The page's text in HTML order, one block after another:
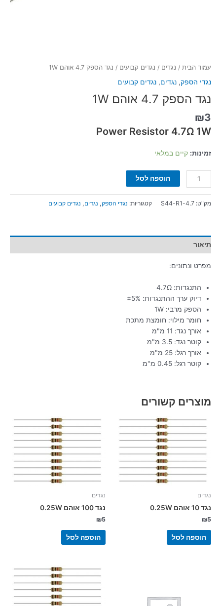
עמוד הבית / נגדים / נגדים קבועים / נגד הספק 4.7 אוהם 1W
נגדי הספק, נגדים, נגדים קבועים
נגד הספק 4.7 אוהם 1W
₪3
Power Resistor 4.7Ω 1W
זמינות: קיים במלאי
הוספה לסל
מק"ט: S44-R1-4.7 קטגוריות: נגדי הספק, נגדים , נגדים קבועים
תיאור
מפרט ונתונים:
התנגדות: 4.7Ω
דיוק ערך ההתנגדות: ±5%
הספק מרבי: 1W
חומר מילוי: חומצת מתכת
אורך נגד: 11 מ"מ
קוטר נגד: 3.5 מ"מ
אורך רגל: 25 מ"מ
קוטר רגל: 0.45 מ"מ
מוצרים קשורים
נגדים
נגד 10 אוהם 0.25W
₪5
הוספה לסל
נגדים
נגד 100 אוהם 0.25W
₪5
הוספה לסל